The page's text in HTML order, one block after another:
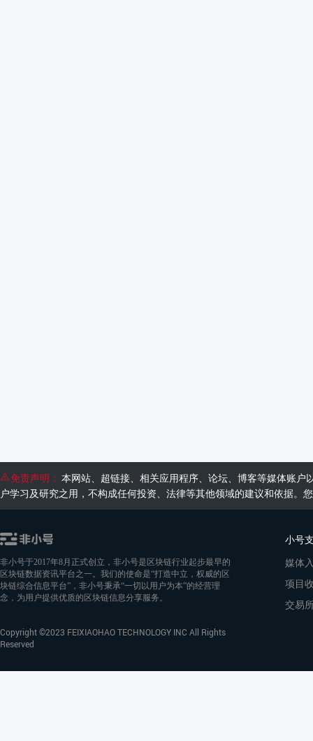
免责声明： 本网站、超链接、相关应用程序、论坛、博客等媒体账
户学习及研究之用，不构成任何投资、法律等其他领域的建议和依据
非小号于2017年8月正式创立，非小号是区块链行业起步最早的
区块链数据资讯平台之一。我们的使命是“打造中立，权威的区
块链综合信息平台”，非小号秉承“一切以用户为本”的经营理
念，为用户提供优质的区块链信息分享服务。
Copyright ©2023 FEIXIAOHAO TECHNOLOGY INC All Rights
Reserved
小号
媒体
项目
交易